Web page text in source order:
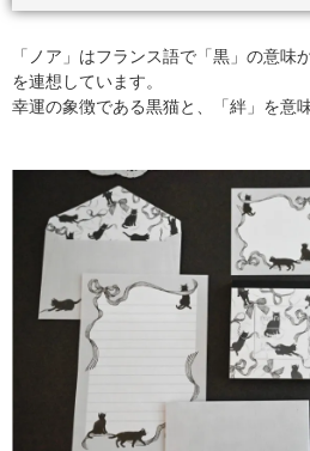
「ノア」はフランス語で「黒」の意味
を連想しています。
幸運の象徴である黒猫と、「絆」を意